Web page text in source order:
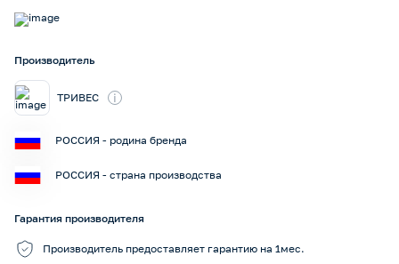
Производитель
ТРИВЕС i
РОССИЯ - родина бренда
РОССИЯ - страна производства
Гарантия производителя
Производитель предоставляет гарантию на 1мес.